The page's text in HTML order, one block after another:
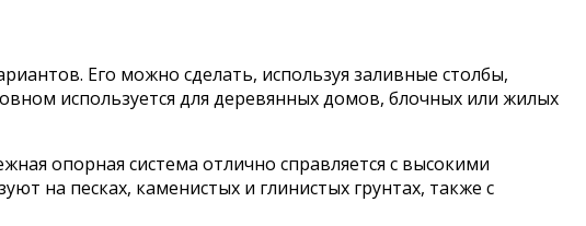
Его можно сделать, используя заливные столбы,
используется для деревянных домов, блочных или жилых
опорная система отлично справляется с высокими
на песках, каменистых и глинистых грунтах, также с